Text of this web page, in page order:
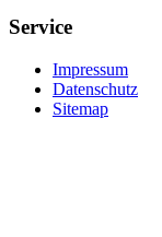
Service
Impressum
Datenschutz
Sitemap